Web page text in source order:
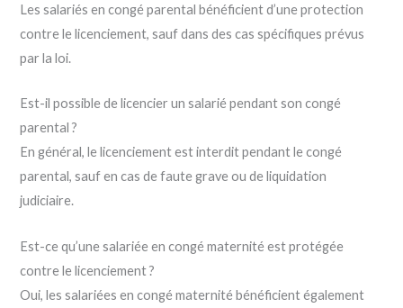
Les salariés en congé parental bénéficient d’une protection
contre le licenciement, sauf dans des cas spécifiques prévus
par la loi.
Est-il possible de licencier un salarié pendant son congé
parental ?
En général, le licenciement est interdit pendant le congé
parental, sauf en cas de faute grave ou de liquidation
judiciaire.
Est-ce qu’une salariée en congé maternité est protégée
contre le licenciement ?
Oui, les salariées en congé maternité bénéficient également